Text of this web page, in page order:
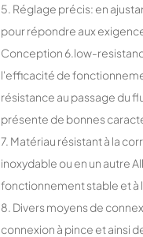
5. Réglage précis: en
pour répondre aux
Conception 6.low-
l'efficacité de
résistance au passage du
présente de bonnes
7. Matériau résistant à la
inoxydable ou en un autre
fonctionnement stable et à
8. Divers moyens de
connexion à pince et ainsi